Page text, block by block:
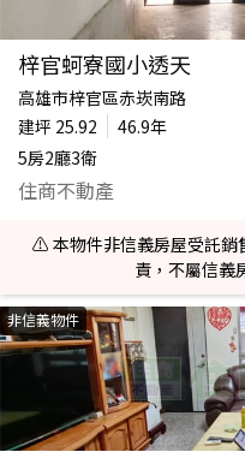
梓官蚵寮國小透天
高雄市梓官區赤崁南路
建坪 25.92
46.9年
5房2廳3衛
住商不動產
⚠️ 本物件非信義房屋受託銷
責，不屬信義
非信義物件